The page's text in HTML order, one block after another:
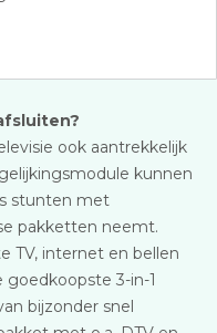
ook aantrekkelijk
kunnen
stunten met
pakketten neemt.
TV, internet en bellen
goedkoopste 3-in-1
bijzonder snel